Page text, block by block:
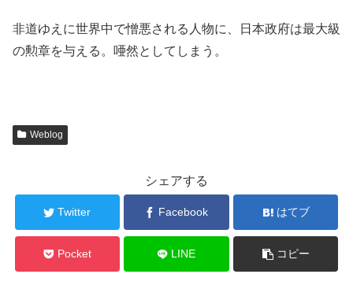
非道ゆえに世界中で憎悪される人物に、日本政府は最大級
の勲章を与える。唖然としてしまう。
Weblog
シェアする
Twitter Facebook はてブ
Pocket LINE コピー